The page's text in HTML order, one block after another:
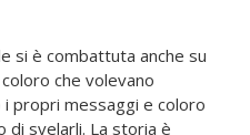
si è combattuta anche su
che volevano
propri messaggi e coloro
di svelarli. La storia è